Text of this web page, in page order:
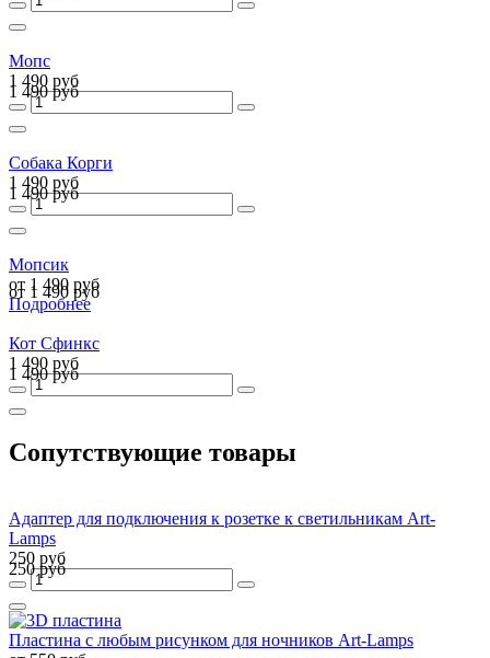
Мопс
1 490 руб
1 490 руб
Собака Корги
1 490 руб
1 490 руб
Мопсик
от 1 490 руб
от 1 490 руб
Подробнее
Кот Сфинкс
1 490 руб
1 490 руб
Сопутствующие товары
Адаптер для подключения к розетке к светильникам Art-
Lamps
250 руб
250 руб
Пластина с любым рисунком для ночников Art-Lamps